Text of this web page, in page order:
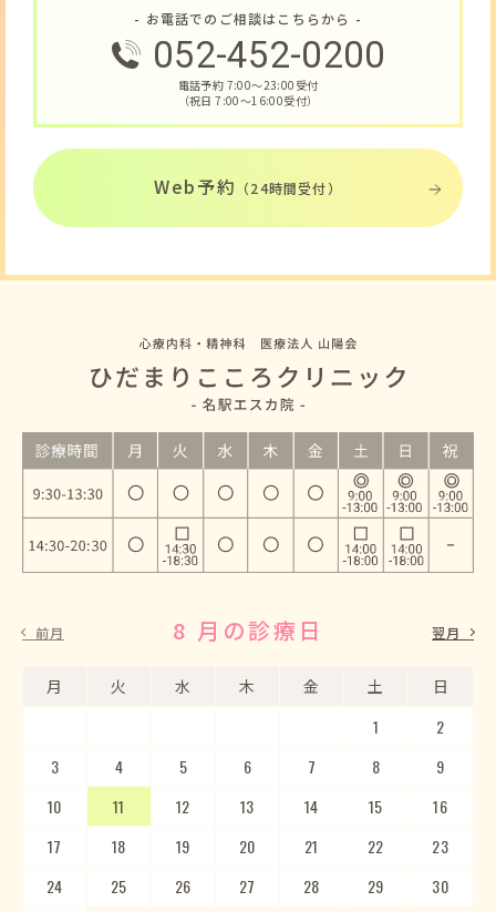
- お電話でのご相談はこちらから -
052-452-0200
電話予約 7:00〜23:00受付
（祝日 7:00〜16:00受付）
Web予約 （24時間受付）
前月 8 月の診療日
月 火 水 木 金 土 日
1
2
3
4 5 6 7 8
9
10
11 12 13 14 15
16
17
18 19 20 21 22
23
24
25 26 27 28 29
30
9 月の診療日
月 火 水 木 金 土 日
5
6
7
8 9 10 11 12
13
14
15 16 17 18 19
20
21
22 23 24 25 26
27
28
29 30
翌月